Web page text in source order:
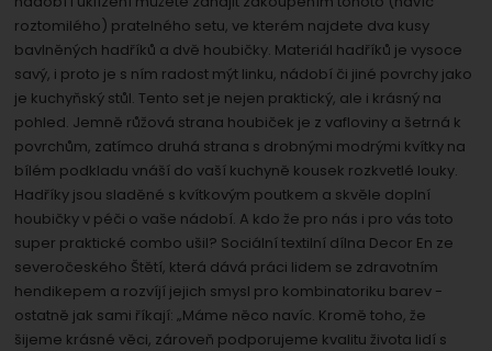
Povoleno
Zobrazit
Tyto cookies nám umožňují měření výkonu našeho webu i
našich reklamních kampaní. Jejich pomocí určujeme
počet návštěv a zdroje návštěv našich internetových
stránek. Data získaná pomocí těchto cookies
zpracováváme souhrnně a anonymně, takže nejsme
schopni identifikovat konkrétní uživatele našeho webu.
Marketingové
Marketingové- abychom vás neobtěžovali
nevhodnou reklamou.
Povoleno
Zobrazit
Marketingové cookies používáme my nebo naši partneři,
abychom vám mohli zobrazit vhodné obsahy nebo
reklamy jak na našich stránkách, tak na stránkách třetích
stran.
roztomilého) pratelného setu, ve kterém najdete dva kusy
bavlněných hadříků a dvě houbičky. Materiál hadříků je vysoce
savý, i proto je s ním radost mýt linku, nádobí či jiné povrchy jako
je kuchyňský stůl. Tento set je nejen praktický, ale i krásný na
pohled. Jemně růžová strana houbiček je z vafloviny a šetrná k
povrchům, zatímco druhá strana s drobnými modrými kvítky na
bílém podkladu vnáší do vaší kuchyně kousek rozkvetlé louky.
Hadříky jsou sladěné s kvítkovým poutkem a skvěle doplní
houbičky v péči o vaše nádobí. A kdo že pro nás i pro vás toto
super praktické combo ušil? Sociální textilní dílna Decor En ze
severočeského Štětí, která dává práci lidem se zdravotním
hendikepem a rozvíjí jejich smysl pro kombinatoriku barev -
ostatně jak sami říkají: „Máme něco navíc. Kromě toho, že
šijeme krásné věci, zároveň podporujeme kvalitu života lidí s